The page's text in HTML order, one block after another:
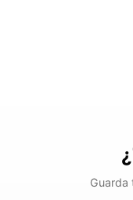
Guarda